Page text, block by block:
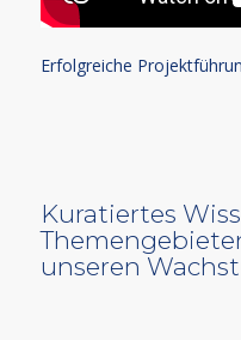
Erfolgreiche
Kuratiertes
unseren